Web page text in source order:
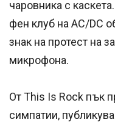
чаровника с
фен клуб наAC/DC
знак на протест на
микрофона.
От This Is Rock пък
симпатии,